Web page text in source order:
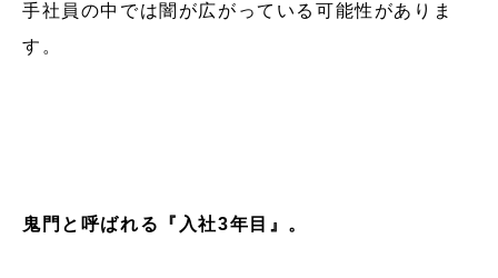
手社員の中では闇が広がっている可能性がありま
す。
鬼門と呼ばれる『入社3年目』。